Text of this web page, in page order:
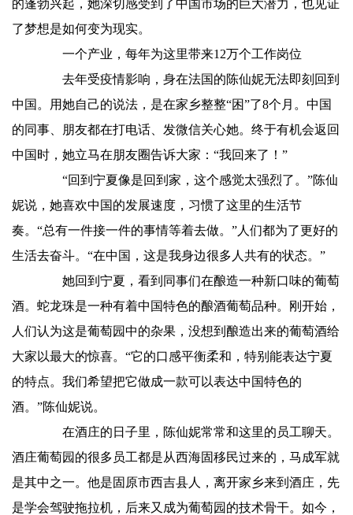
的蓬勃兴起，她深切感受到了中国市场的巨大潜力，也见证
了梦想是如何变为现实。
一个产业，每年为这里带来12万个工作岗位
去年受疫情影响，身在法国的陈仙妮无法即刻回到
中国。用她自己的说法，是在家乡整整“困”了8个月。中国
的同事、朋友都在打电话、发微信关心她。终于有机会返回
中国时，她立马在朋友圈告诉大家：“我回来了！”
“回到宁夏像是回到家，这个感觉太强烈了。”陈仙
妮说，她喜欢中国的发展速度，习惯了这里的生活节
奏。“总有一件接一件的事情等着去做。”人们都为了更好的
生活去奋斗。“在中国，这是我身边很多人共有的状态。”
她回到宁夏，看到同事们在酿造一种新口味的葡萄
酒。蛇龙珠是一种有着中国特色的酿酒葡萄品种。刚开始，
人们认为这是葡萄园中的杂果，没想到酿造出来的葡萄酒给
大家以最大的惊喜。“它的口感平衡柔和，特别能表达宁夏
的特点。我们希望把它做成一款可以表达中国特色的
酒。”陈仙妮说。
在酒庄的日子里，陈仙妮常常和这里的员工聊天。
酒庄葡萄园的很多员工都是从西海固移民过来的，马成军就
是其中之一。他是固原市西吉县人，离开家乡来到酒庄，先
是学会驾驶拖拉机，后来又成为葡萄园的技术骨干。如今，